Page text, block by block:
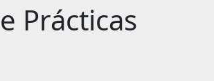
Prácticas